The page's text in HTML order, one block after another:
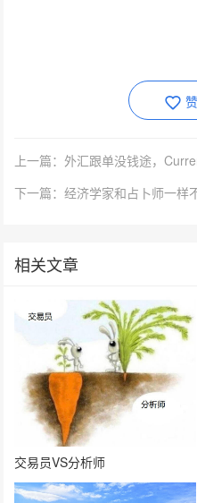
赞
上一篇：外汇跟单没钱途，
下一篇：经济学家和占卜师一样
相关文章
交易员VS分析师